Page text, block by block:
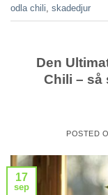
odla chili skadedjur
Den
Chili – så
POSTED
17
sep